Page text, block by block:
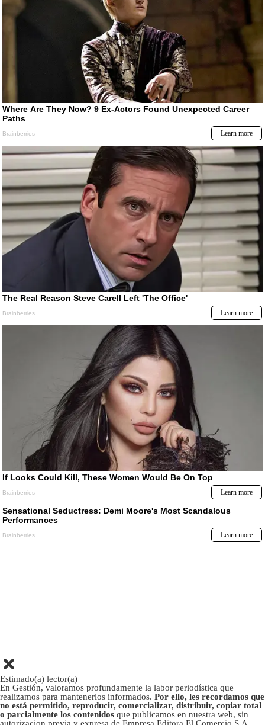
Estimado(a) lector(a)
En Gestión, valoramos profundamente la labor periodística que
realizamos para mantenerlos informados. Por ello, les recordamos que
no está permitido, reproducir, comercializar, distribuir, copiar total
o parcialmente los contenidos que publicamos en nuestra web, sin